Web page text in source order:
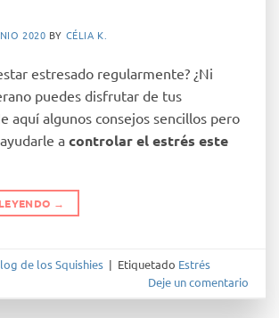
2020 BY CÉLIA K.
estresado regularmente? ¿Ni
puedes disfrutar de tus
aquí algunos consejos sencillos pero
a controlar el estrés este
→
de los Squishies | Etiquetado Estrés
Deje un comentario